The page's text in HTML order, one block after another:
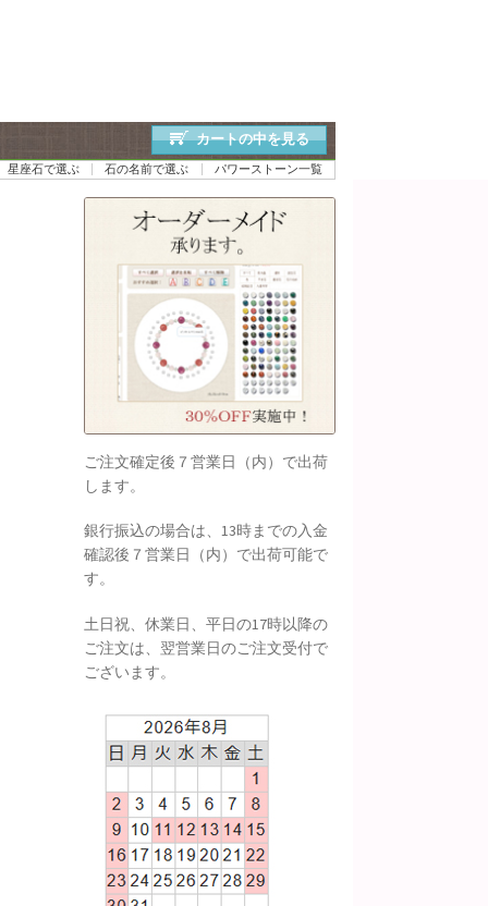
カートの中を見る
星座石で選ぶ 石の名前で選ぶ パワーストーン一覧
ご注文確定後７営業日（内）で出荷
します。
銀行振込の場合は、13時までの入金
確認後７営業日（内）で出荷可能で
す。
土日祝、休業日、平日の17時以降の
ご注文は、翌営業日のご注文受付で
ございます。